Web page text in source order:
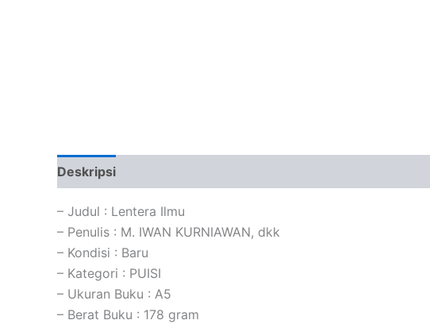
Deskripsi
– Judul : Lentera Ilmu
– Penulis : M. IWAN KURNIAWAN, dkk
– Kondisi : Baru
– Kategori : PUISI
– Ukuran Buku : A5
– Berat Buku : 178 gram